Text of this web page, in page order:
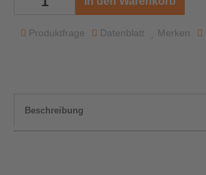
Produktfrage Merken
Datenblatt
Beschreibung